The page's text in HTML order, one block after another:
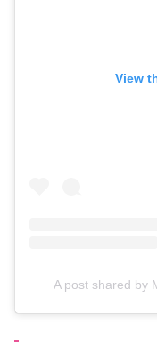
View
A post shared by